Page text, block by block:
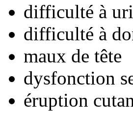
difficulté à
difficulté à
maux de tête
dysfonction
éruption